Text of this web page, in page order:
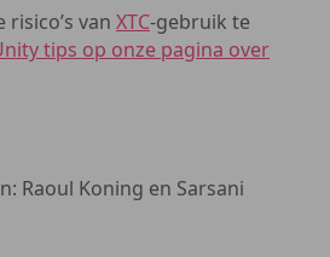
van XTC-gebruik te
tips op onze pagina over
Raoul Koning en Sarsani